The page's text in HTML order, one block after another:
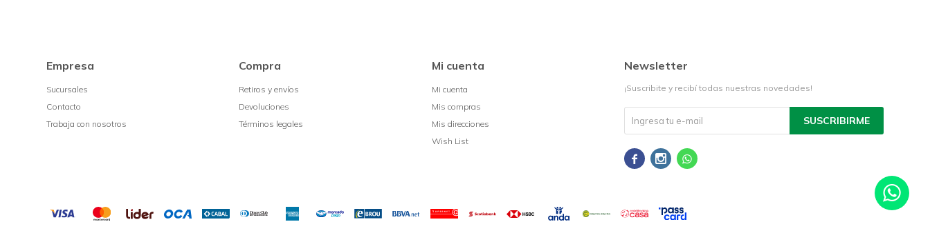
Empresa
Sucursales
Contacto
Trabaja con nosotros
Compra
Retiros y envíos
Devoluciones
Términos legales
Mi cuenta
Mi cuenta
Mis compras
Mis direcciones
Wish List
Newsletter
¡Suscribite y recibí todas nuestras novedades!
SUSCRIBIRME
  